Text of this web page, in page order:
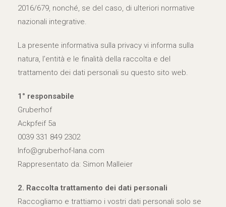
2016/679, nonché, se del caso, di ulteriori normative
nazionali integrative.
La presente informativa sulla privacy vi informa sulla
natura, l’entità e le finalità della raccolta e del
trattamento dei dati personali su questo sito web.
1° responsabile
Gruberhof
Ackpfeif 5a
0039 331 849 2302
Info@gruberhof-lana.com
Rappresentato da: Simon Malleier
2. Raccolta trattamento dei dati personali
Raccogliamo e trattiamo i vostri dati personali solo se